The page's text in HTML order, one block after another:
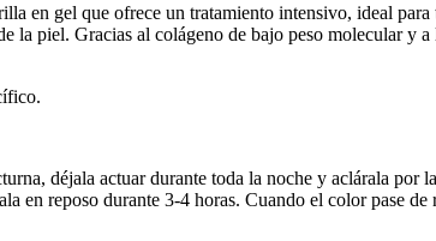
en gel que ofrece un tratamiento intensivo, ideal
la piel. Gracias al colágeno de bajo peso molecular
déjala actuar durante toda la noche y aclárala por
en reposo durante 3-4 horas. Cuando el color pase